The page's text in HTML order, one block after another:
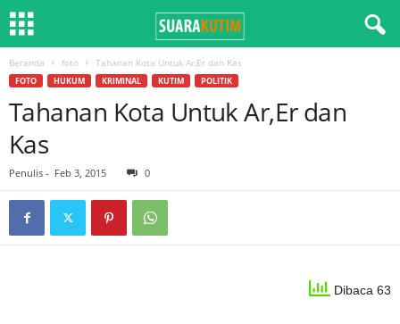
Beranda foto Tahanan Kota Untuk Ar,Er dan Kas
FOTO HUKUM KRIMINAL KUTIM POLITIK
Tahanan Kota Untuk Ar,Er dan
Kas
Penulis - Feb 3, 2015 0
Dibaca 63